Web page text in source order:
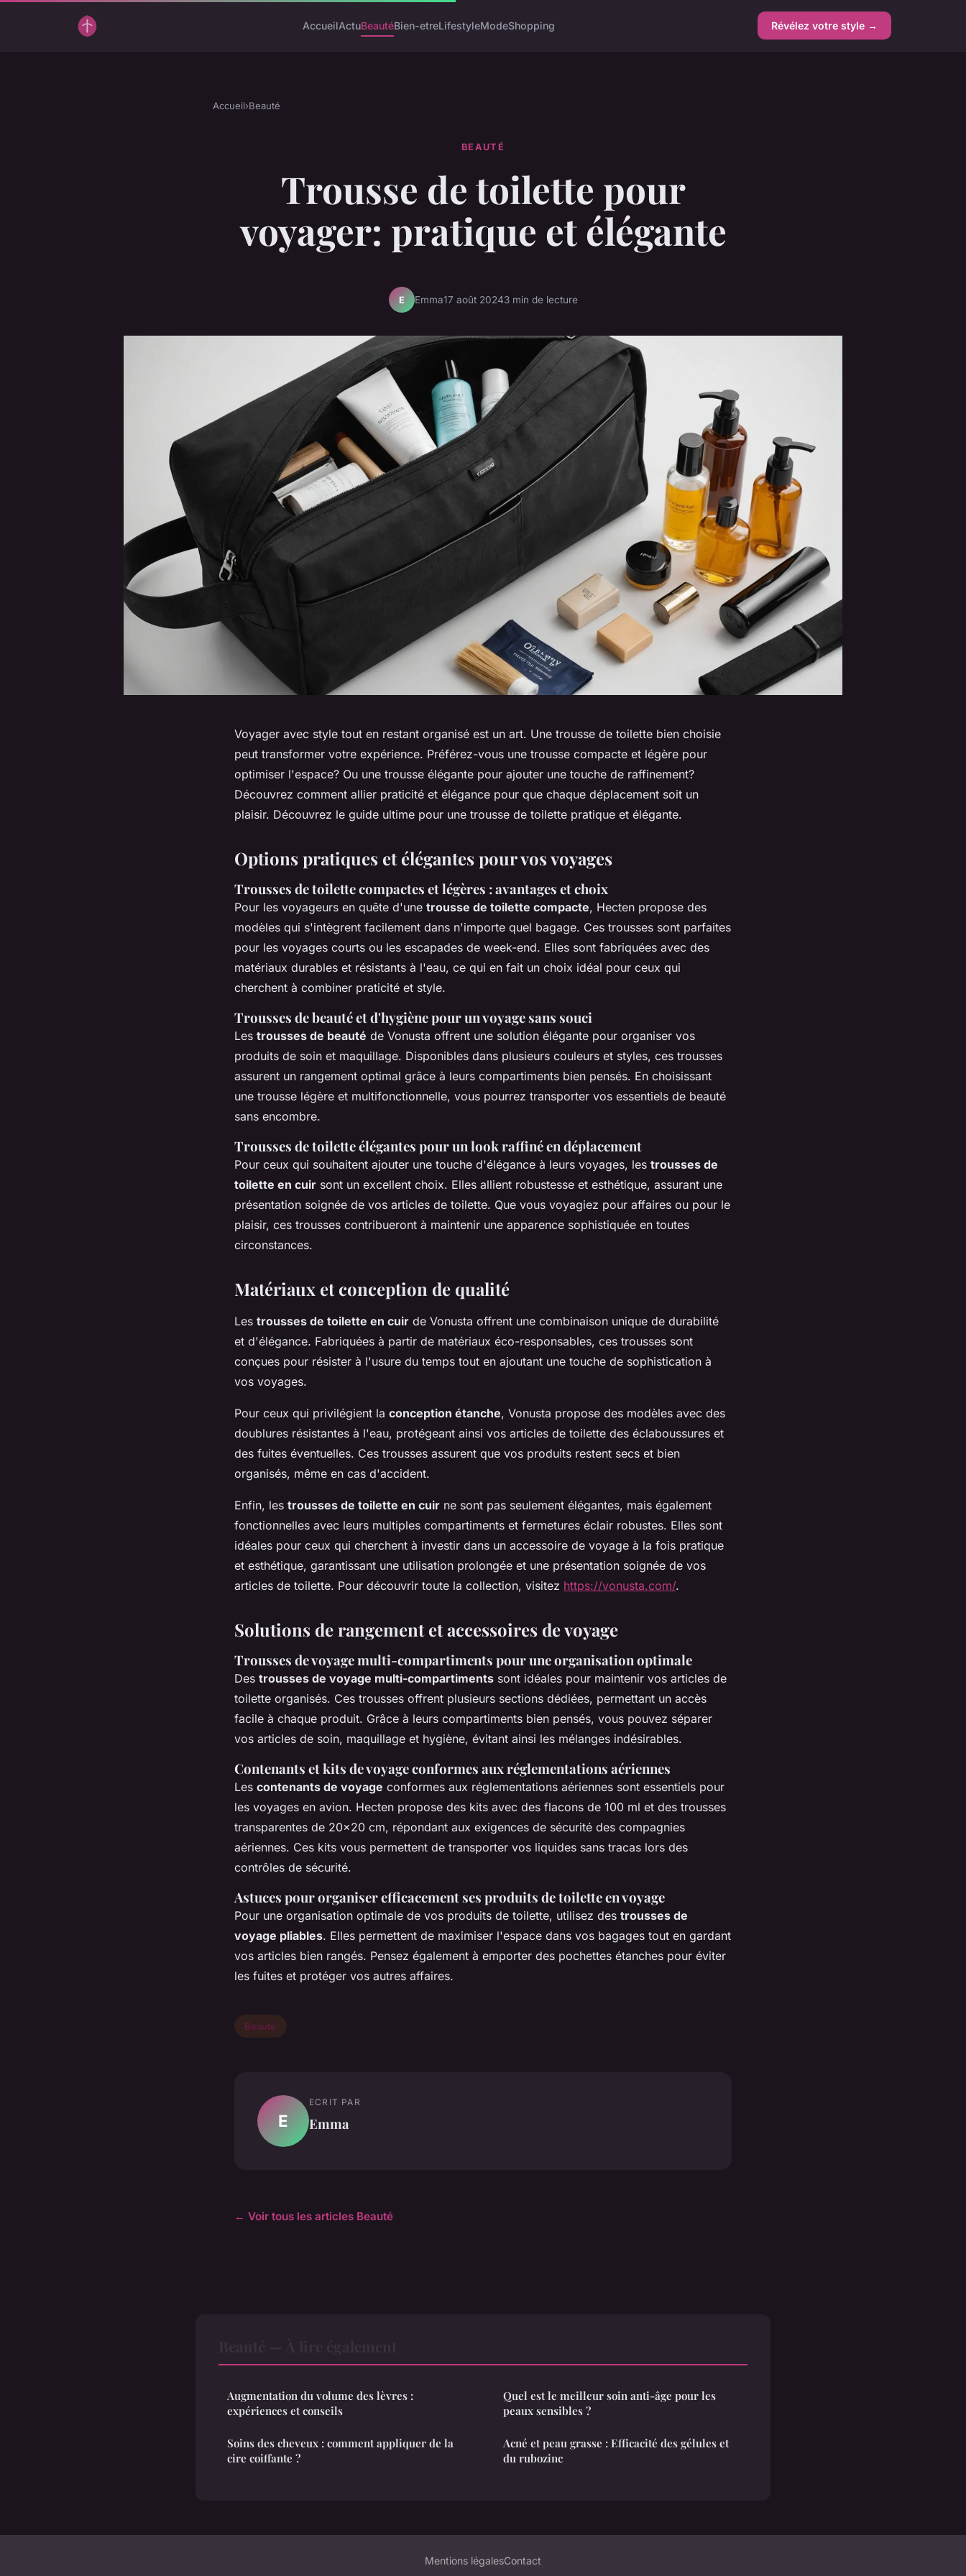
AccueilActuBeautéBien-etreLifestyleModeShopping Révélez votre style →
Accueil›Beauté
BEAUTÉ
Trousse de toilette pour
voyager: pratique et élégante
E Emma17 août 20243 min de lecture
Voyager avec style tout en restant organisé est un art. Une trousse de toilette bien choisie
peut transformer votre expérience. Préférez-vous une trousse compacte et légère pour
optimiser l'espace? Ou une trousse élégante pour ajouter une touche de raffinement?
Découvrez comment allier praticité et élégance pour que chaque déplacement soit un
plaisir. Découvrez le guide ultime pour une trousse de toilette pratique et élégante.
Options pratiques et élégantes pour vos voyages
Trousses de toilette compactes et légères : avantages et choix
Pour les voyageurs en quête d'une trousse de toilette compacte, Hecten propose des
modèles qui s'intègrent facilement dans n'importe quel bagage. Ces trousses sont parfaites
pour les voyages courts ou les escapades de week-end. Elles sont fabriquées avec des
matériaux durables et résistants à l'eau, ce qui en fait un choix idéal pour ceux qui
cherchent à combiner praticité et style.
Trousses de beauté et d'hygiène pour un voyage sans souci
Les trousses de beauté de Vonusta offrent une solution élégante pour organiser vos
produits de soin et maquillage. Disponibles dans plusieurs couleurs et styles, ces trousses
assurent un rangement optimal grâce à leurs compartiments bien pensés. En choisissant
une trousse légère et multifonctionnelle, vous pourrez transporter vos essentiels de beauté
sans encombre.
Trousses de toilette élégantes pour un look raffiné en déplacement
Pour ceux qui souhaitent ajouter une touche d'élégance à leurs voyages, les trousses de
toilette en cuir sont un excellent choix. Elles allient robustesse et esthétique, assurant une
présentation soignée de vos articles de toilette. Que vous voyagiez pour affaires ou pour le
plaisir, ces trousses contribueront à maintenir une apparence sophistiquée en toutes
circonstances.
Matériaux et conception de qualité
Les trousses de toilette en cuir de Vonusta offrent une combinaison unique de durabilité
et d'élégance. Fabriquées à partir de matériaux éco-responsables, ces trousses sont
conçues pour résister à l'usure du temps tout en ajoutant une touche de sophistication à
vos voyages.
Pour ceux qui privilégient la conception étanche, Vonusta propose des modèles avec des
doublures résistantes à l'eau, protégeant ainsi vos articles de toilette des éclaboussures et
des fuites éventuelles. Ces trousses assurent que vos produits restent secs et bien
organisés, même en cas d'accident.
Enfin, les trousses de toilette en cuir ne sont pas seulement élégantes, mais également
fonctionnelles avec leurs multiples compartiments et fermetures éclair robustes. Elles sont
idéales pour ceux qui cherchent à investir dans un accessoire de voyage à la fois pratique
et esthétique, garantissant une utilisation prolongée et une présentation soignée de vos
articles de toilette. Pour découvrir toute la collection, visitez https://vonusta.com/.
Solutions de rangement et accessoires de voyage
Trousses de voyage multi-compartiments pour une organisation optimale
Des trousses de voyage multi-compartiments sont idéales pour maintenir vos articles de
toilette organisés. Ces trousses offrent plusieurs sections dédiées, permettant un accès
facile à chaque produit. Grâce à leurs compartiments bien pensés, vous pouvez séparer
vos articles de soin, maquillage et hygiène, évitant ainsi les mélanges indésirables.
Contenants et kits de voyage conformes aux réglementations aériennes
Les contenants de voyage conformes aux réglementations aériennes sont essentiels pour
les voyages en avion. Hecten propose des kits avec des flacons de 100 ml et des trousses
transparentes de 20x20 cm, répondant aux exigences de sécurité des compagnies
aériennes. Ces kits vous permettent de transporter vos liquides sans tracas lors des
contrôles de sécurité.
Astuces pour organiser efficacement ses produits de toilette en voyage
Pour une organisation optimale de vos produits de toilette, utilisez des trousses de
voyage pliables. Elles permettent de maximiser l'espace dans vos bagages tout en gardant
vos articles bien rangés. Pensez également à emporter des pochettes étanches pour éviter
les fuites et protéger vos autres affaires.
Beauté
E
ECRIT PAR
Emma
← Voir tous les articles Beauté
Augmentation du volume des lèvres :
expériences et conseils
Soins des cheveux : comment appliquer de la
cire coiffante ?
Quel est le meilleur soin anti-âge pour les
peaux sensibles ?
Acné et peau grasse : Efficacité des gélules et
du rubozinc
Mentions légalesContact